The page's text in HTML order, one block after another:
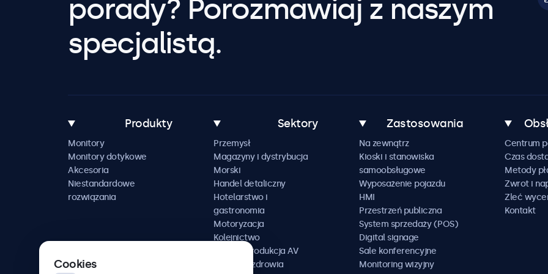
porady? Porozmawiaj z naszym
specjalistą.
Produkty
Monitory
Monitory dotykowe
Akcesoria
Niestandardowe
rozwiązania
Sektory
Przemysł
Magazyny i dystrybucja
Morski
Handel detaliczny
Hotelarstwo i
gastronomia
Motoryzacja
Kolejnictwo
Media i produkcja AV
Ochrona zdrowia
Zastosowania
Na zewnątrz
Kioski i stanowiska
samoobsługowe
Wyposażenie pojazdu
HMI
Przestrzeń publiczna
System sprzedaży (POS)
Digital signage
Sale konferencyjne
Monitoring wizyjny
Centrum
Czas
Metody
Zwrot i
Zleć
Kontakt
Cookies